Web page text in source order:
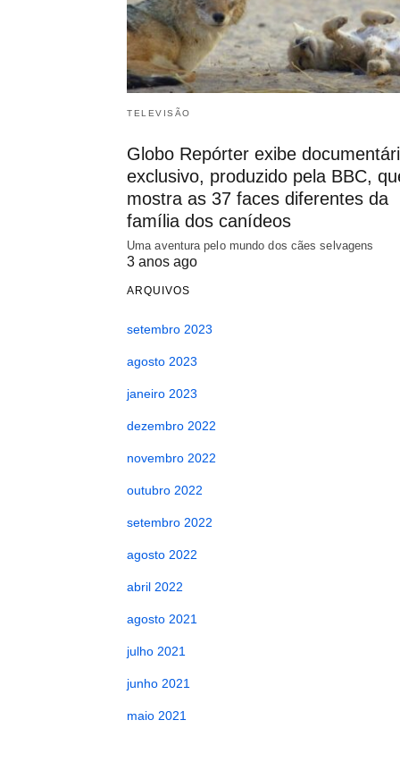
TELEVISÃO
Globo Repórter exibe
exclusivo, produzido pela BBC,
mostra as 37 faces diferentes da
família dos canídeos
Uma aventura pelo mundo dos cães selvagens
3 anos ago
ARQUIVOS
setembro 2023
agosto 2023
janeiro 2023
dezembro 2022
novembro 2022
outubro 2022
setembro 2022
agosto 2022
abril 2022
agosto 2021
julho 2021
junho 2021
maio 2021